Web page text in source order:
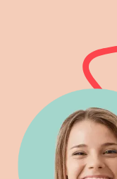
Les résultats ont
m'attendais.
aspects que je
reflétant des
propos de moi-
choix pour ma
étape et je